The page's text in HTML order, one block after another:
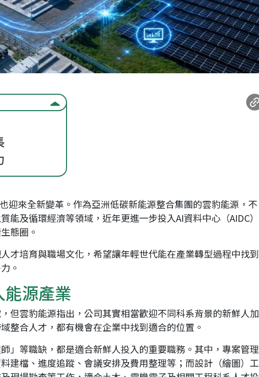
迎來全新變革。作為亞洲低碳新能源整合集團的雲豹能源，不
及循環經濟等領域，近年更進一步投入AI資料中心（AIDC）
態圈。
才培育與職場文化，希望讓年輕世代能在產業轉型過程中找到
。
源產業
但雲豹能源指出，公司其實相當歡迎不同科系背景的新鮮人加
整合人才，都有機會在企業中找到適合的位置。
」等職缺，都是適合新鮮人投入的重要職務。其中，專案管理
建檔、進度追蹤、會議安排及費用整理等；而設計（繪圖）工